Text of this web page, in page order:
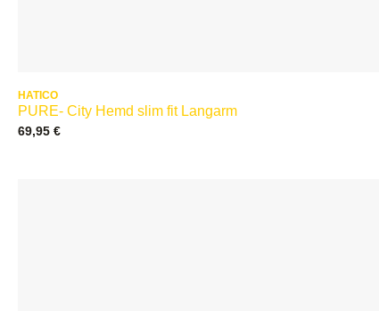
HATICO
PURE- City Hemd slim fit Langarm
69,95 €